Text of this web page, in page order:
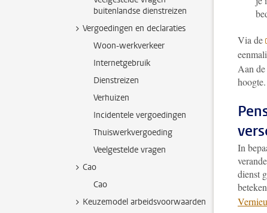
buitenlandse dienstreizen
Vergoedingen en declaraties
Woon-werkverkeer
Internetgebruik
Dienstreizen
Verhuizen
Incidentele vergoedingen
Thuiswerkvergoeding
Veelgestelde vragen
Cao
Cao
Keuzemodel arbeidsvoorwaarden
Via de
Aan
hoogte.
In
dienst